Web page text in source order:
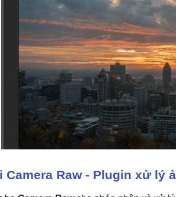
Camera Raw - Plugin xử lý